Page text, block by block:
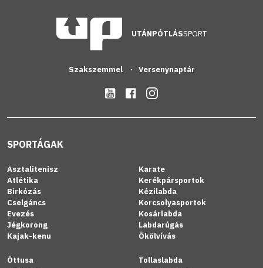
UTÁNPÓTLÁSSPORT
Szakszemmel Versenynaptár
SPORTÁGAK
Asztalitenisz
Atlétika
Birkózás
Cselgáncs
Evezés
Jégkorong
Kajak-kenu
Karate
Kerékpársportok
Kézilabda
Korcsolyasportok
Kosárlabda
Labdarúgás
Ökölvívás
Öttusa
Tollaslabda